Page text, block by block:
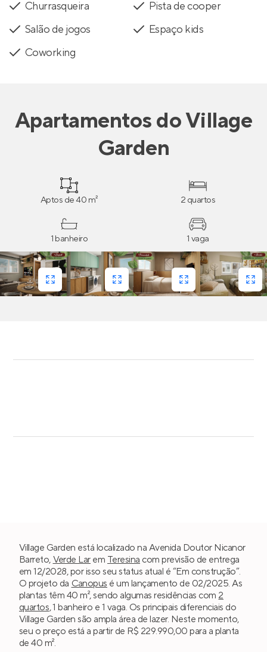
Churrasqueira
Pista de cooper
Salão de jogos
Espaço kids
Coworking
ApartamentosdoVillage
Garden
Aptos de 40 m² 2 quartos
1 banheiro 1 vaga
Village Garden está localizado na Avenida Doutor Nicanor
Barreto, Verde Lar em Teresina com previsão de entrega
em 12/2028, por isso seu status atual é “Em construção”.
O projeto da Canopus é um lançamento de 02/2025. As
plantas têm 40 m², sendo algumas residências com 2
quartos, 1 banheiro e 1 vaga. Os principais diferenciais do
Village Garden são ampla área de lazer. Neste momento,
seu o preço está a partir de R$ 229.990,00 para a planta
de 40 m².